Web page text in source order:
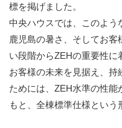
標を掲げました。
中央ハウスでは、このよう
鹿児島の暑さ、そしてお
い段階からZEHの重要性に
お客様の未来を見据え、持
ためには、ZEH水準の性
もと、全棟標準仕様という